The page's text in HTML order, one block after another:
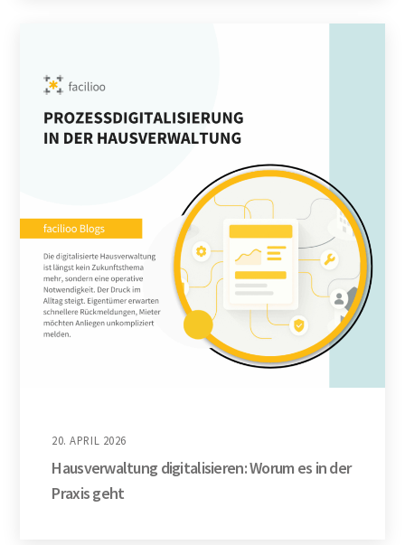
20. APRIL 2026
Hausverwaltung digitalisieren: Worum es in der
Praxis geht